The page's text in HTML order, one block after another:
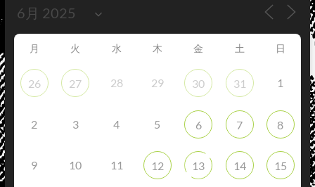
月 火 水 木 金 土 日
26 27 28 29 30 31 1
2 3 4 5 6 7 8
9 10 11 12 13 14 15